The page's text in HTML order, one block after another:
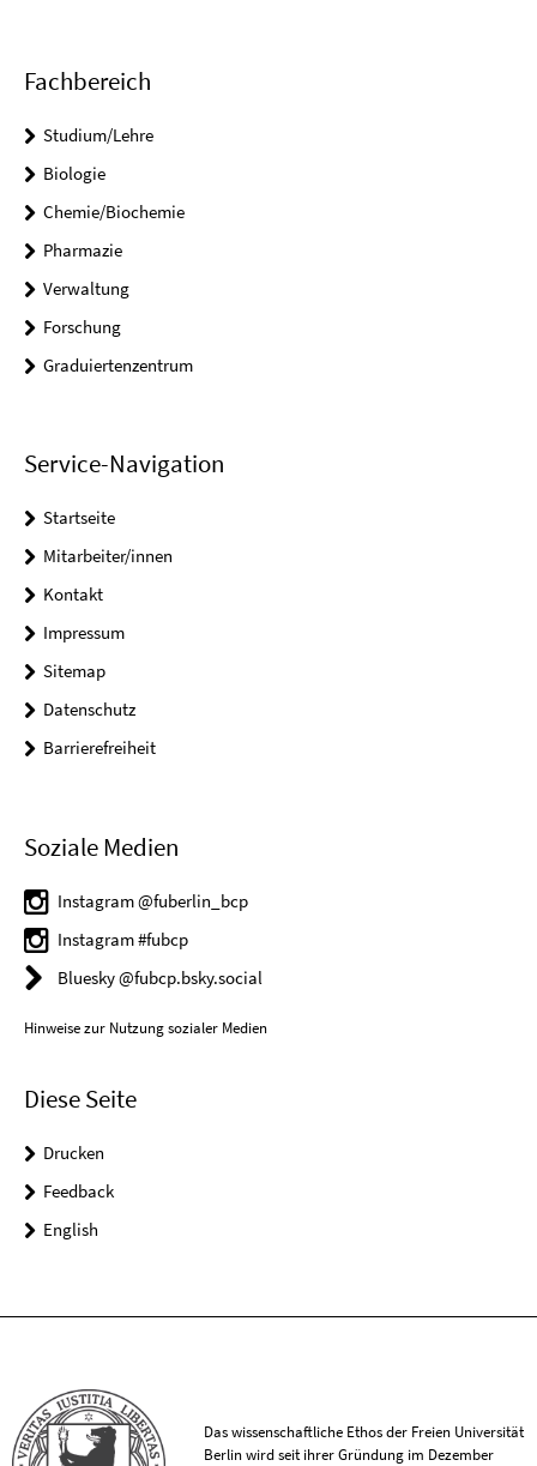
Fachbereich
Studium/Lehre
Biologie
Chemie/Biochemie
Pharmazie
Verwaltung
Forschung
Graduiertenzentrum
Service-Navigation
Startseite
Mitarbeiter/innen
Kontakt
Impressum
Sitemap
Datenschutz
Barrierefreiheit
Soziale Medien
Instagram @fuberlin_bcp
Instagram #fubcp
Bluesky @fubcp.bsky.social
Hinweise zur Nutzung sozialer Medien
Diese Seite
Drucken
Feedback
English
Das wissenschaftliche Ethos der Freien Universität
Berlin wird seit ihrer Gründung im Dezember